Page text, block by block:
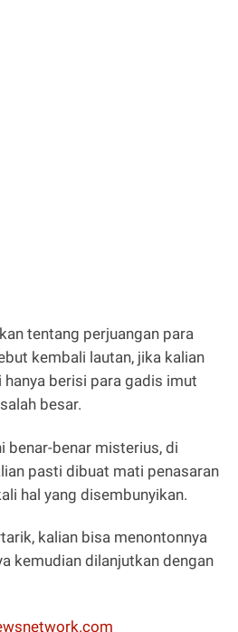
tentang perjuangan para
kembali lautan, jika kalian
berisi para gadis imut
besar.
benar-benar misterius, di
pasti dibuat mati penasaran
hal yang disembunyikan.
kalian bisa menontonnya
kemudian dilanjutkan dengan